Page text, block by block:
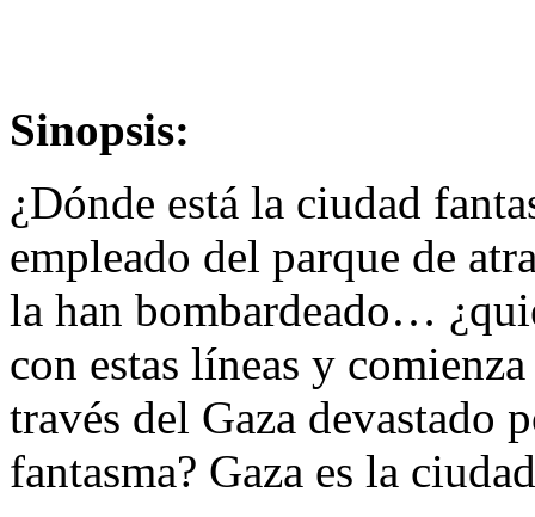
Sinopsis:
¿Dónde está la ciudad
empleado del parque de
la han bombardeado…
con estas líneas y
través del Gaza devastado
fantasma? Gaza es la